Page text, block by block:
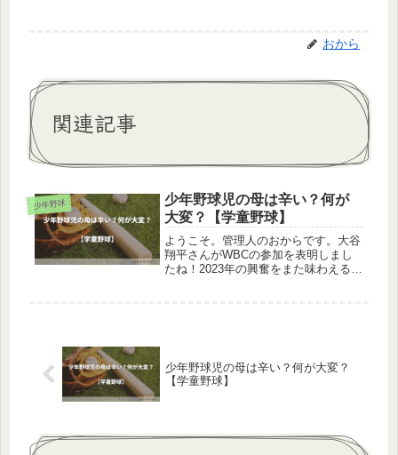
おから
関連記事
少年野球
少年野球児の母は辛い？何が
大変？【学童野球】
ようこそ。管理人のおからです。大谷
翔平さんがWBCの参加を表明しまし
たね！2023年の興奮をまた味わえるの
少年野球児の母は辛い？何が大変？
【学童野球】